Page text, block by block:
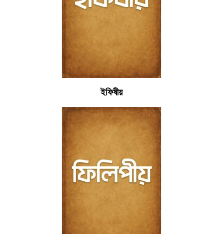
ইফিষীয়